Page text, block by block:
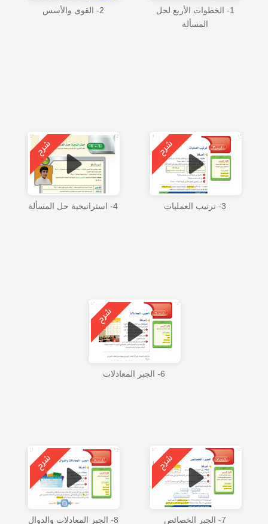
1- الخطوات الأربع لحل
المسألة
2- القوى والأسس
3- ترتيب العمليات 4- استراتيجية حل المسألة
6- الجبر المعادلات
7- الجبر الخصائص 8- الجبر المعادلات والدوال